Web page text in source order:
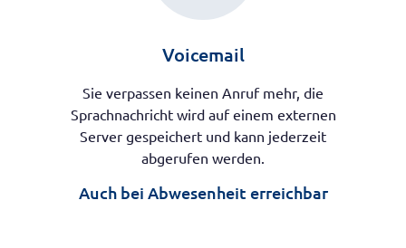
Voicemail
Sie verpassen keinen Anruf mehr, die
Sprachnachricht wird auf einem externen
Server gespeichert und kann jederzeit
abgerufen werden.
Auch bei Abwesenheit erreichbar